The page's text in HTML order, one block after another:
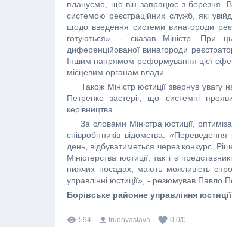
плануємо, що він запрацює з березня.
системою реєстраційних служб, які
щодо введення системи винагороди
готуються», - сказав Міністр. При
диференційованої винагороди
Іншим напрямом реформування цієї
місцевим органам влади.
Також Міністр юстиції звернув увагу
Петренко застеріг, що системні
керівництва.
За словами Міністра юстиції,
співробітників відомства. «Переведення
день, відбуватиметься через конкурс.
Міністерства юстиції, так і з
нижчих посадах, мають можливість
управлінні юстиції», - резюмував Павло
Борівське районне управління
594 trudovaslava 0.0/0